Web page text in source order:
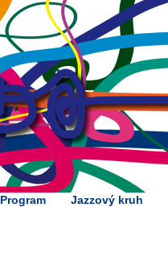
Program Jazzový kruh